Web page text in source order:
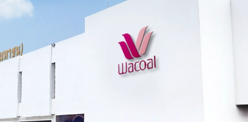
จารณาค่า
เสี่ยง
าลและการพัฒนาเพื่อ
การ
ข้อมูลแจ้งตลาดหลักทรัพย์
ข่าวนักลงทุนสัมพันธ์
ปฎิทินกิจกรรมนักลงทุน
เว็บไซต์ที่เกี่ยวข้อง
นโยบายด้านภาษี
นโยบายด้านสิทธิมนุษยชน
นโยบายความเป็นส่วนตัว
นโยบายความมั่นคงปลอดภัยของข้อมูลและระบบ
คอมพิวเตอร์
นโยบายการสื่อสารการตลาด